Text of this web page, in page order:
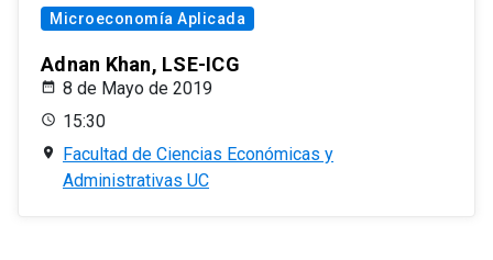
Microeconomía Aplicada
Adnan Khan, LSE-ICG
8 de Mayo de 2019
15:30
Facultad de Ciencias Económicas y
Administrativas UC